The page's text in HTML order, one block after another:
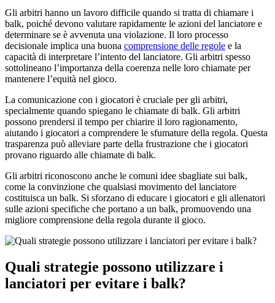
Gli arbitri hanno un lavoro difficile quando si tratta di chiamare i
balk, poiché devono valutare rapidamente le azioni del lanciatore e
determinare se è avvenuta una violazione. Il loro processo
decisionale implica una buona comprensione delle regole e la
capacità di interpretare l’intento del lanciatore. Gli arbitri spesso
sottolineano l’importanza della coerenza nelle loro chiamate per
mantenere l’equità nel gioco.
La comunicazione con i giocatori è cruciale per gli arbitri,
specialmente quando spiegano le chiamate di balk. Gli arbitri
possono prendersi il tempo per chiarire il loro ragionamento,
aiutando i giocatori a comprendere le sfumature della regola. Questa
trasparenza può alleviare parte della frustrazione che i giocatori
provano riguardo alle chiamate di balk.
Gli arbitri riconoscono anche le comuni idee sbagliate sui balk,
come la convinzione che qualsiasi movimento del lanciatore
costituisca un balk. Si sforzano di educare i giocatori e gli allenatori
sulle azioni specifiche che portano a un balk, promuovendo una
migliore comprensione della regola durante il gioco.
Quali strategie possono utilizzare i
lanciatori per evitare i balk?